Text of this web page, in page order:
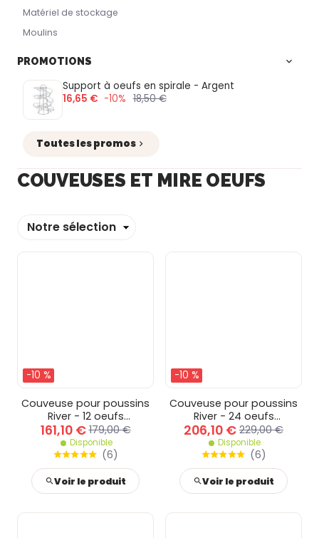
Matériel de stockage
Moulins
PROMOTIONS
Support à oeufs en spirale - Argent
16,65 € -10% 18,50 €
Toutes les promos
COUVEUSES ET MIRE OEUFS
Trier
-10 %
Couveuse pour poussins
River - 12 oeufs
automatique
161,10 € 179,00 €
Disponible
(6)
Voir le produit
-10 %
Couveuse pour poussins
River - 24 oeufs
automatique
206,10 € 229,00 €
Disponible
(6)
Voir le produit